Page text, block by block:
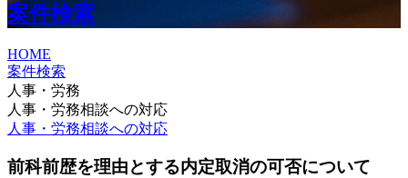
案件検索
HOME
案件検索
人事・労務
人事・労務相談への対応
人事・労務相談への対応
前科前歴を理由とする内定取消の可否について